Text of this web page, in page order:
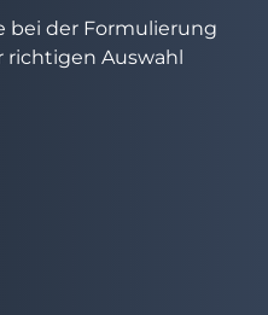
bei der Formulierung
richtigen Auswahl